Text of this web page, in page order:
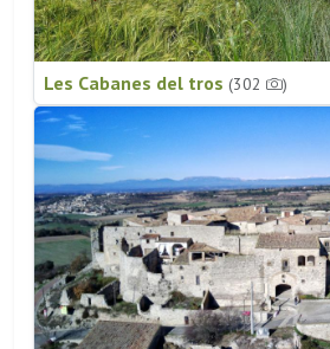
Les Cabanes del tros (302 )